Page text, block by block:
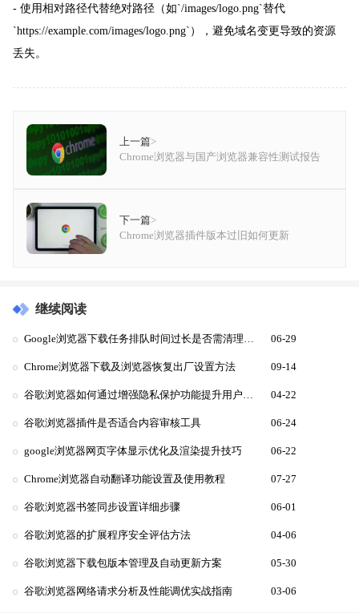
- 使用相对路径代替绝对路径（如`/images/logo.png`替代
`https://example.com/images/logo.png`），避免域名变更导致的资源
丢失。
上一篇>
Chrome浏览器与国产浏览器兼容性测试报告
下一篇>
Chrome浏览器插件版本过旧如何更新
继续阅读
Google浏览器下载任务排队时间过长是否需清理历史 06-29
Chrome浏览器下载及浏览器恢复出厂设置方法 09-14
谷歌浏览器如何通过增强隐私保护功能提升用户信任 04-22
谷歌浏览器插件是否适合内容审核工具 06-24
google浏览器网页字体显示优化及渲染提升技巧 06-22
Chrome浏览器自动翻译功能设置及使用教程 07-27
谷歌浏览器书签同步设置详细步骤 06-01
谷歌浏览器的扩展程序安全评估方法 04-06
谷歌浏览器下载包版本管理及自动更新方案 05-30
谷歌浏览器网络请求分析及性能调优实战指南 03-06